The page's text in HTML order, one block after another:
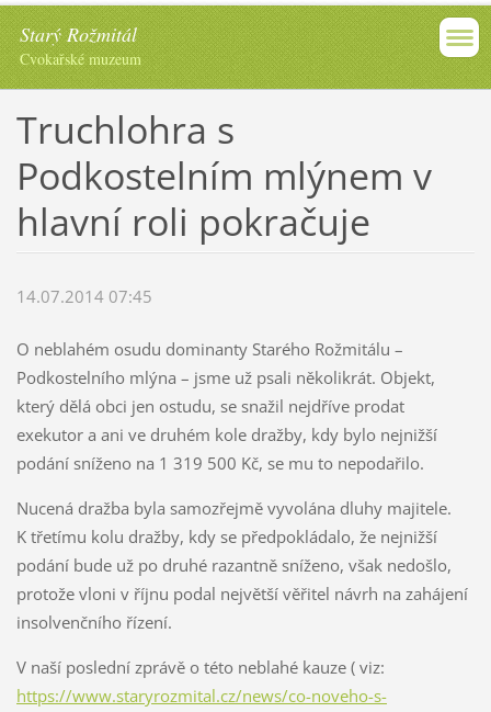
Starý Rožmitál
Cvokařské muzeum
Truchlohra s
Podkostelním mlýnem v
hlavní roli pokračuje
14.07.2014 07:45
O neblahém osudu dominanty Starého Rožmitálu –
Podkostelního mlýna – jsme už psali několikrát. Objekt,
který dělá obci jen ostudu, se snažil nejdříve prodat
exekutor a ani ve druhém kole dražby, kdy bylo nejnižší
podání sníženo na 1 319 500 Kč, se mu to nepodařilo.
Nucená dražba byla samozřejmě vyvolána dluhy majitele.
K třetímu kolu dražby, kdy se předpokládalo, že nejnižší
podání bude už po druhé razantně sníženo, však nedošlo,
protože vloni v říjnu podal největší věřitel návrh na zahájení
insolvenčního řízení.
V naší poslední zprávě o této neblahé kauze ( viz:
https://www.staryrozmital.cz/news/co-noveho-s-